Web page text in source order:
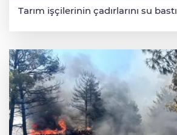
Tarım işçilerinin çadırlarını su bastı